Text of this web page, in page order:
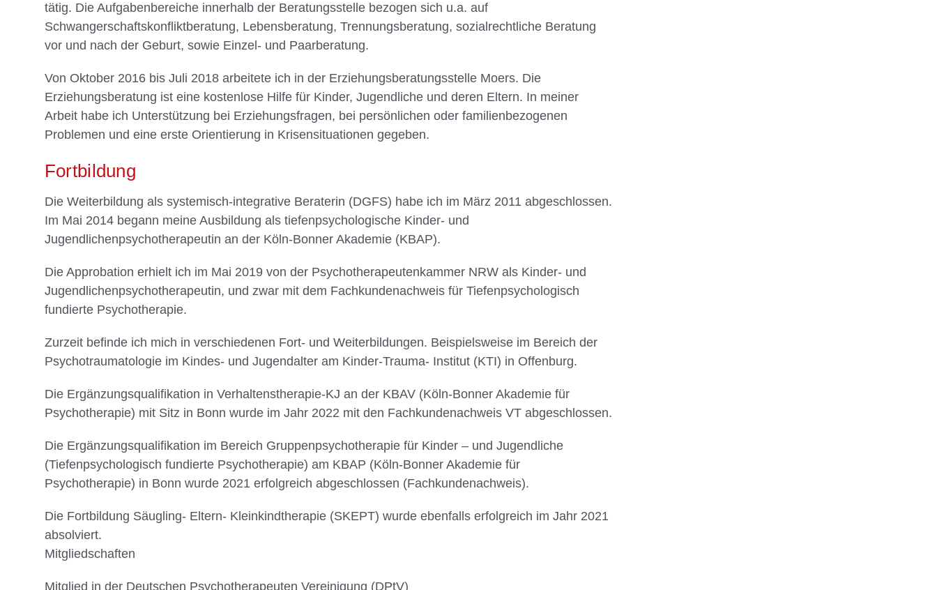
tätig. Die Aufgabenbereiche innerhalb der Beratungsstelle bezogen sich u.a. auf
Schwangerschaftskonfliktberatung, Lebensberatung, Trennungsberatung, sozialrechtliche Beratung
vor und nach der Geburt, sowie Einzel- und Paarberatung.
Von Oktober 2016 bis Juli 2018 arbeitete ich in der Erziehungsberatungsstelle Moers. Die
Erziehungsberatung ist eine kostenlose Hilfe für Kinder, Jugendliche und deren Eltern. In meiner
Arbeit habe ich Unterstützung bei Erziehungsfragen, bei persönlichen oder familienbezogenen
Problemen und eine erste Orientierung in Krisensituationen gegeben.
Fortbildung
Die Weiterbildung als systemisch-integrative Beraterin (DGFS) habe ich im März 2011 abgeschlossen.
Im Mai 2014 begann meine Ausbildung als tiefenpsychologische Kinder- und
Jugendlichenpsychotherapeutin an der Köln-Bonner Akademie (KBAP).
Die Approbation erhielt ich im Mai 2019 von der Psychotherapeutenkammer NRW als Kinder- und
Jugendlichenpsychotherapeutin, und zwar mit dem Fachkundenachweis für Tiefenpsychologisch
fundierte Psychotherapie.
Zurzeit befinde ich mich in verschiedenen Fort- und Weiterbildungen. Beispielsweise im Bereich der
Psychotraumatologie im Kindes- und Jugendalter am Kinder-Trauma- Institut (KTI) in Offenburg.
Die Ergänzungsqualifikation in Verhaltenstherapie-KJ an der KBAV (Köln-Bonner Akademie für
Psychotherapie) mit Sitz in Bonn wurde im Jahr 2022 mit den Fachkundenachweis VT abgeschlossen.
Die Ergänzungsqualifikation im Bereich Gruppenpsychotherapie für Kinder – und Jugendliche
(Tiefenpsychologisch fundierte Psychotherapie) am KBAP (Köln-Bonner Akademie für
Psychotherapie) in Bonn wurde 2021 erfolgreich abgeschlossen (Fachkundenachweis).
Die Fortbildung Säugling- Eltern- Kleinkindtherapie (SKEPT) wurde ebenfalls erfolgreich im Jahr 2021
absolviert.
Mitgliedschaften
Mitglied in der Deutschen Psychotherapeuten Vereinigung (DPtV)